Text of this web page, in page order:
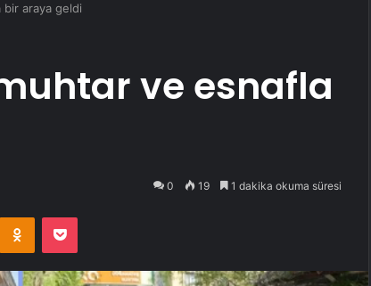
bir araya geldi
ve esnafla
0 19 1 dakika okuma süresi
Odnoklassniki
Pocket